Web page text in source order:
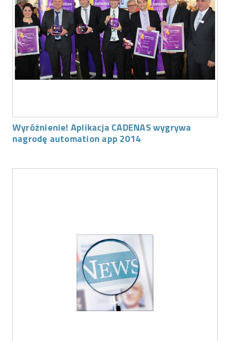
Wyróżnienie! Aplikacja CADENAS wygrywa
nagrodę automation app 2014